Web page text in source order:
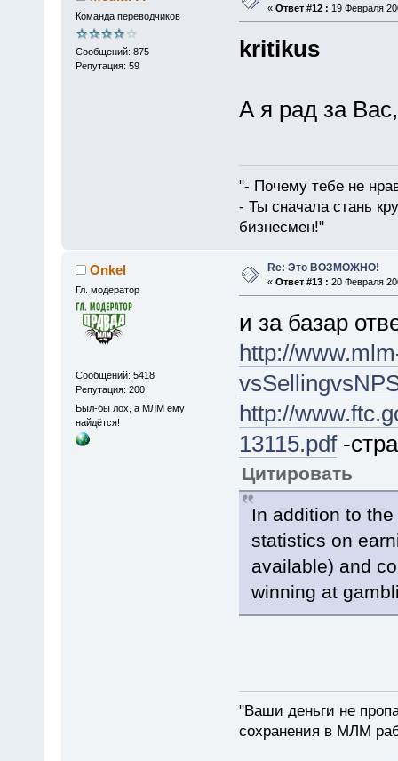
Команда переводчиков
Сообщений: 875
Репутация: 59
« Ответ #12 : 19 Февраля
kritikus
А я рад за
"- Почему тебе не
- Ты сначала стань
бизнесмен!"
Onkel
Гл. модератор
Сообщений: 5418
Репутация: 200
Был-бы лох, а МЛМ ему
найдётся!
Re: Это ВОЗМОЖНО!
« Ответ #13 : 20 Февраля
и за базар
http://
http://
13115.pdf-
Цитировать
In addition to
statistics on
available) and
winning at
"Ваши деньги не
сохранения в МЛМ